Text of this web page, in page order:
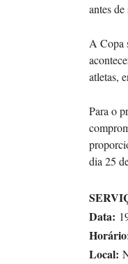
antes
A Copa
atletas,
Para o
dia 25
Data:
Local: